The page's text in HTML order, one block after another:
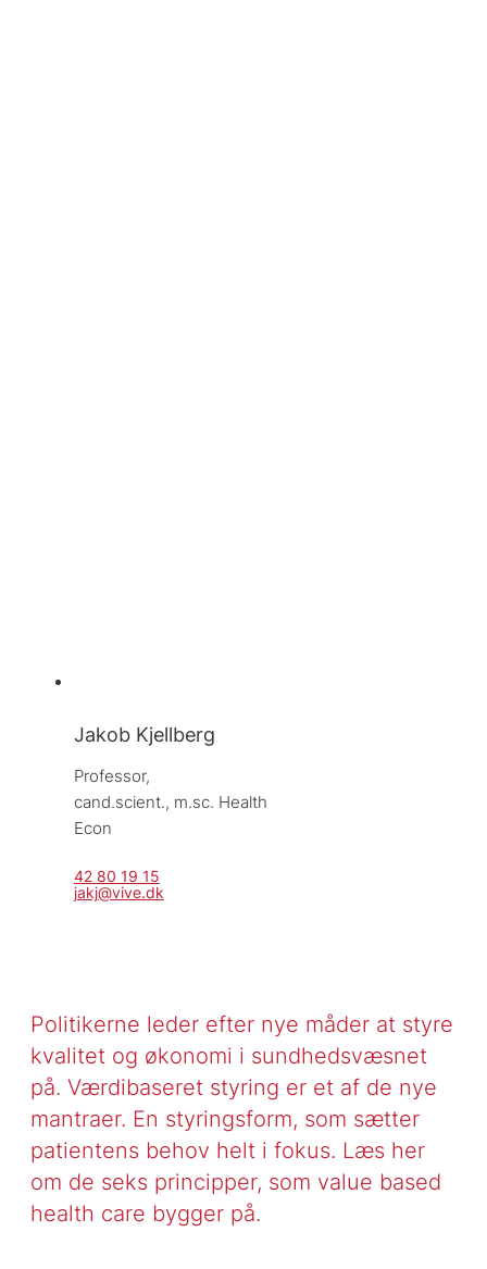
Jakob Kjellberg
Professor,
cand.scient., m.sc. Health
Econ
42 80 19 15
jakj@vive.dk
Politikerne leder efter nye måder at styre
kvalitet og økonomi i sundhedsvæsnet
på. Værdibaseret styring er et af de nye
mantraer. En styringsform, som sætter
patientens behov helt i fokus. Læs her
om de seks principper, som value based
health care bygger på.